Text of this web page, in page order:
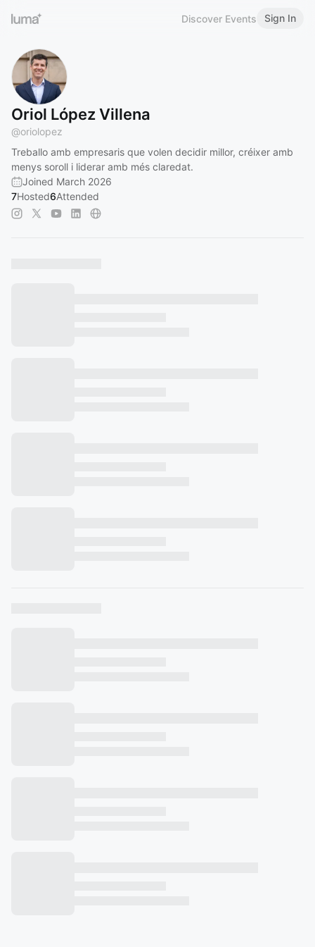
Discover Events Sign In
Oriol López Villena
@oriolopez
Treballo amb empresaris que volen decidir millor, créixer amb
menys soroll i liderar amb més claredat.
Joined March 2026
7Hosted6Attended